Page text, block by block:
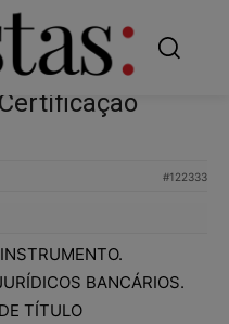
#122333
BANCÁRIOS.
TÍTULO